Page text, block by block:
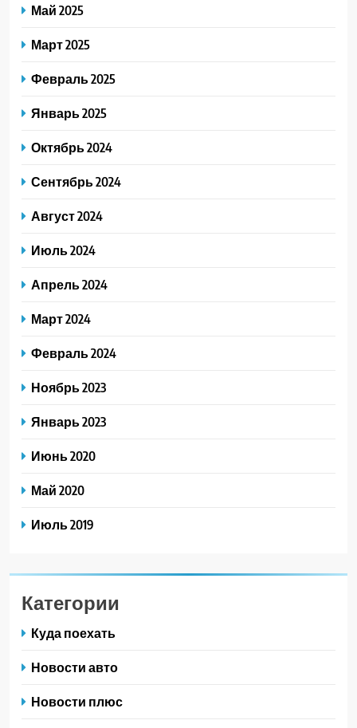
Май 2025
Март 2025
Февраль 2025
Январь 2025
Октябрь 2024
Сентябрь 2024
Август 2024
Июль 2024
Апрель 2024
Март 2024
Февраль 2024
Ноябрь 2023
Январь 2023
Июнь 2020
Май 2020
Июль 2019
Категории
Куда поехать
Новости авто
Новости плюс